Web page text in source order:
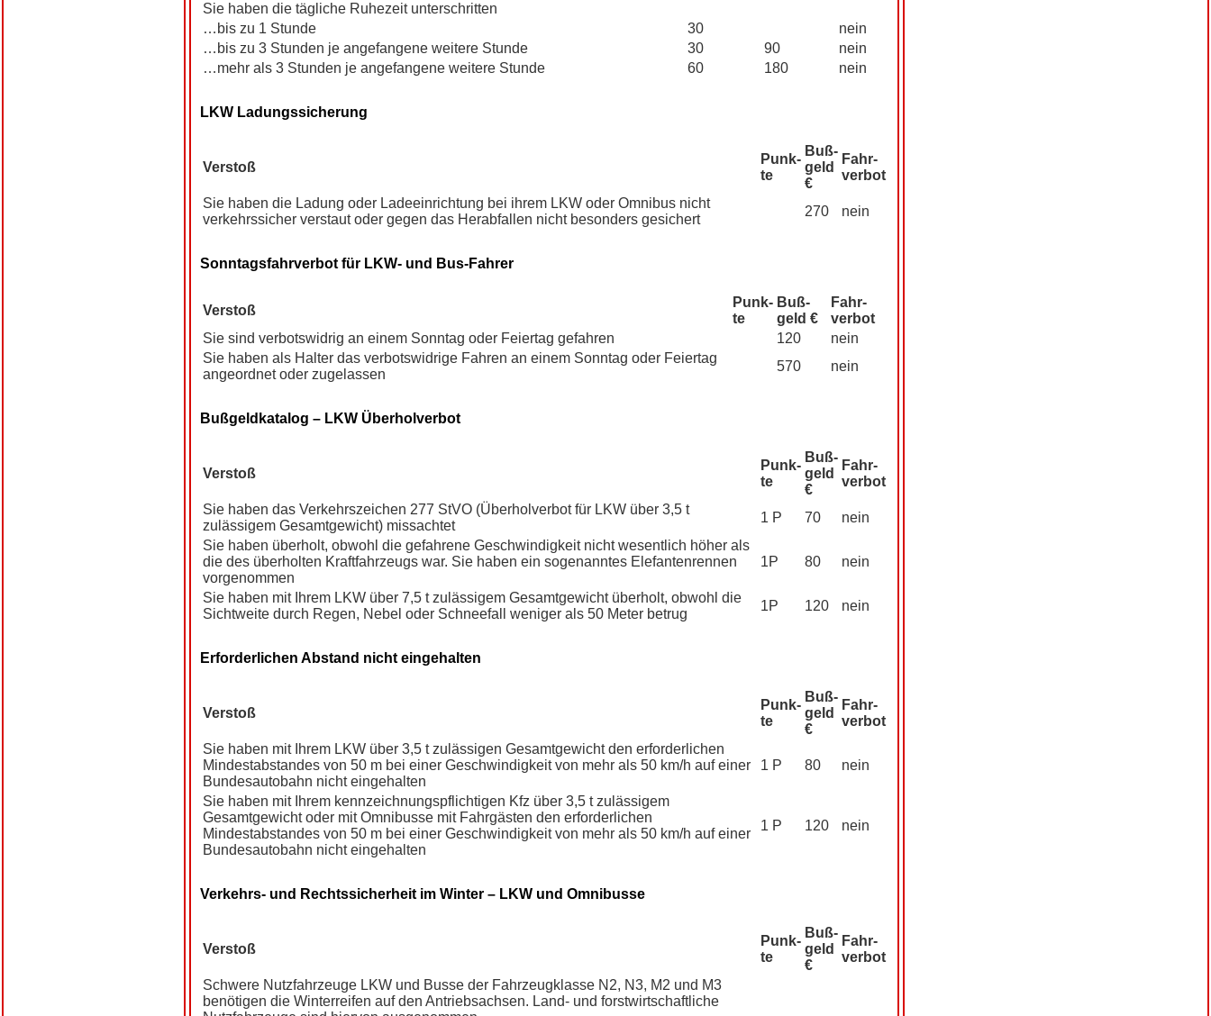
Sie haben die tägliche Ruhezeit unterschritten
…bis zu 1 Stunde
30
nein
…bis zu 3 Stunden je angefangene weitere Stunde
30 90
nein
…mehr als 3 Stunden je angefangene weitere Stunde
60 180 nein
LKW Ladungssicherung
Verstoß
Punk­
te
Buß­
geld
€
Fahr­
verbot
Sie haben die Ladung oder Ladeeinrichtung bei ihrem LKW oder Omnibus nicht
verkehrssicher verstaut oder gegen das Herabfallen nicht besonders gesichert
270 nein
Sonntagsfahrverbot für LKW- und Bus-Fahrer
Verstoß
Punk­
te
Buß­
geld €
Fahr­
verbot
Sie sind verbotswidrig an einem Sonntag oder Feiertag gefahren
120
nein
Sie haben als Halter das verbotswidrige Fahren an einem Sonntag oder Feiertag
angeordnet oder zugelassen
570 nein
Bußgeldkatalog – LKW Überholverbot
Verstoß
Punk­
te
Buß­
geld
€
Fahr­
verbot
Sie haben das Verkehrszeichen 277 StVO (Überholverbot für LKW über 3,5 t
zulässigem Gesamtgewicht) missachtet
1 P 70
nein
Sie haben überholt, obwohl die gefahrene Geschwindigkeit nicht wesentlich höher als
die des überholten Kraftfahrzeugs war. Sie haben ein sogenanntes Elefantenrennen
vorgenommen
1P 80 nein
Sie haben mit Ihrem LKW über 7,5 t zulässigem Gesamtgewicht überholt, obwohl die
Sichtweite durch Regen, Nebel oder Schneefall weniger als 50 Meter betrug
1P 120 nein
Erforderlichen Abstand nicht eingehalten
Verstoß
Punk­
te
Buß­
geld
€
Fahr­
verbot
Sie haben mit Ihrem LKW über 3,5 t zulässigen Gesamtgewicht den erforderlichen
Mindestabstandes von 50 m bei einer Geschwindigkeit von mehr als 50 km/h auf einer
Bundesautobahn nicht eingehalten
1 P 80 nein
Sie haben mit Ihrem kennzeichnungs­pflichtigen Kfz über 3,5 t zulässigem
Gesamtgewicht oder mit Omnibusse mit Fahrgästen den erforderlichen
Mindestabstandes von 50 m bei einer Geschwindigkeit von mehr als 50 km/h auf einer
Bundesautobahn nicht eingehalten
1 P 120 nein
Verkehrs- und Rechtssicherheit im Winter – LKW und Omnibusse
Verstoß
Punk­
te
Buß­
geld
€
Fahr­
verbot
Schwere Nutzfahrzeuge LKW und Busse der Fahrzeugklasse N2, N3, M2 und M3
benötigen die Winterreifen auf den Antriebsachsen. Land- und forstwirtschaftliche